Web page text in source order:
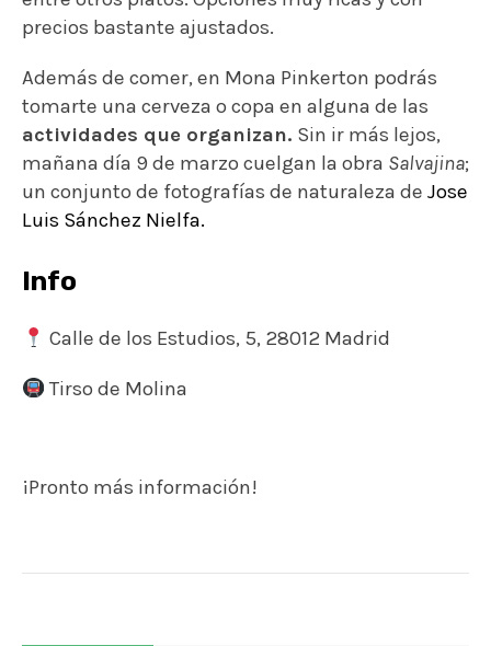
precios bastante ajustados.
Además de comer, en Mona Pinkerton podrás
tomarte una cerveza o copa en alguna de las
actividades que organizan. Sin ir más lejos,
mañana día 9 de marzo cuelgan la obra Salvajina;
un conjunto de fotografías de naturaleza de Jose
Luis Sánchez Nielfa.
Info
Calle de los Estudios, 5, 28012 Madrid
Tirso de Molina
¡Pronto más información!